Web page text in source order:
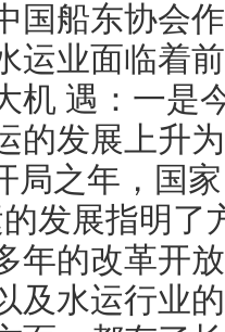
国船东协会
运业面临着
机 遇：一是
的发展上升
局之年，国
发展指明了
年的改革开
及水运行业